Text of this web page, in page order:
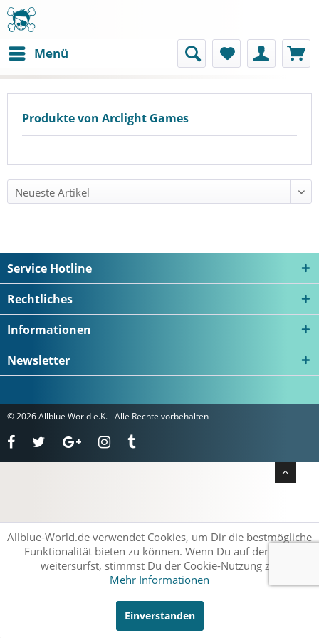
Menü
Produkte von Arclight Games
Service Hotline
Rechtliches
Informationen
Newsletter
© 2026 Allblue World e.K. - Alle Rechte vorbehalten
Allblue-World.de verwendet Cookies, um Dir die bestmögliche
Funktionalität bieten zu können. Wenn Du auf der Seite
weitersurfst, stimmst Du der Cookie-Nutzung zu.
Mehr Informationen
Einverstanden